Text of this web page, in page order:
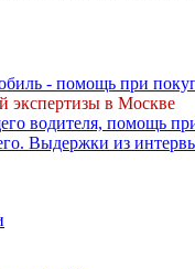
- помощь при
экспертизы в Москве
водителя, помощь
Выдержки из